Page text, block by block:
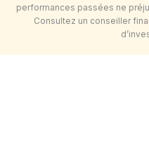
performances passées ne
Consultez un conseiller